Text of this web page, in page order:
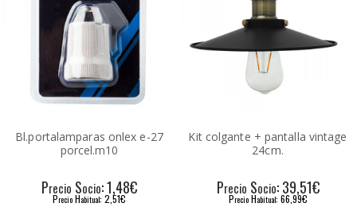
Bl.portalamparas onlex e-27
porcel.m10
Precio Socio: 1,48€
Precio Habitual: 2,51€
Kit colgante + pantalla vintage
24cm.
Precio Socio: 39,51€
PrecioHabitual: 66,99€